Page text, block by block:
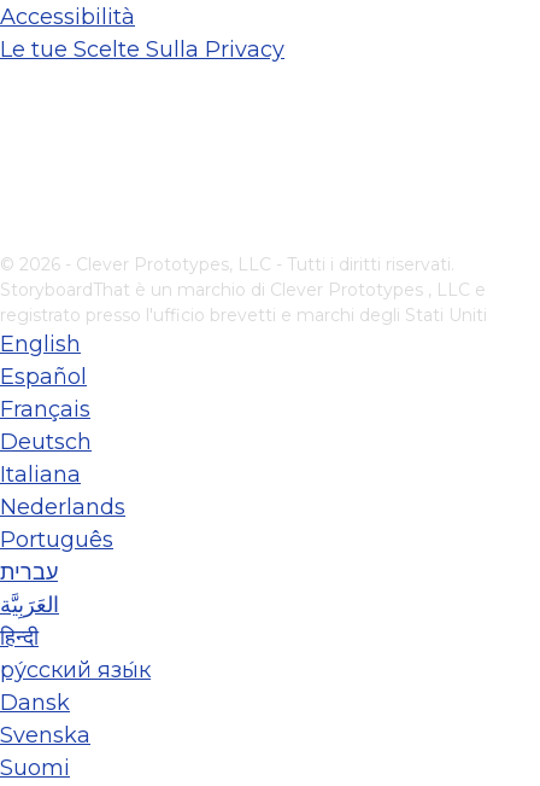
Accessibilità
Le tue Scelte Sulla Privacy
© 2026 - Clever Prototypes, LLC - Tutti i diritti riservati.
StoryboardThat è un marchio di Clever Prototypes , LLC e
registrato presso l'ufficio brevetti e marchi degli Stati Uniti
English
Español
Français
Deutsch
Italiana
Nederlands
Português
עברית
العَرَبِيَّة
हिन्दी
ру́сский язы́к
Dansk
Svenska
Suomi